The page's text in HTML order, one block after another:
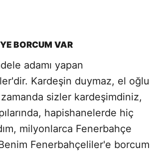
BORCUM VAR
adamı yapan
Kardeşin duymaz, el oğlu
sizler kardeşimdiniz,
hapishanelerde hiç
milyonlarca Fenerbahçe
Fenerbahçeliler'e borcum